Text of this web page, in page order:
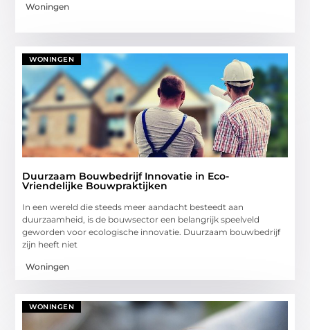
Woningen
WONINGEN
Duurzaam Bouwbedrijf Innovatie in Eco-
Vriendelijke Bouwpraktijken
In een wereld die steeds meer aandacht besteedt aan
duurzaamheid, is de bouwsector een belangrijk speelveld
geworden voor ecologische innovatie. Duurzaam bouwbedrijf
zijn heeft niet
Woningen
WONINGEN